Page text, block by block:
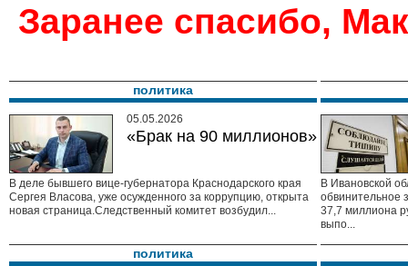
Заранее спасибо,
политика
05.05.2026
«Брак на 90 миллионов»
В деле бывшего вице-губернатора Краснодарского края
Сергея Власова, уже осужденного за коррупцию, открыта
новая страница.Следственный комитет возбудил...
В Ивановской
обвинительное
37,7 миллиона
выпо...
политика